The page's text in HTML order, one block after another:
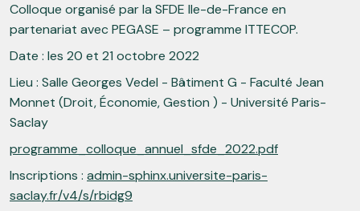
Colloque organisé par la SFDE Ile-de-France en
partenariat avec PEGASE – programme ITTECOP.
Date : les 20 et 21 octobre 2022
Lieu : Salle Georges Vedel - Bâtiment G - Faculté Jean
Monnet (Droit, Économie, Gestion ) - Université Paris-
Saclay
programme_colloque_annuel_sfde_2022.pdf
Inscriptions : admin-sphinx.universite-paris-
saclay.fr/v4/s/rbidg9